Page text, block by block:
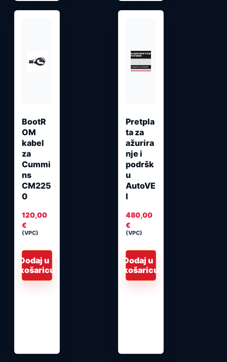
BootR
OM
kabel
za
Cummi
ns
CM225
0
120,00
€
(VPC)
Dodaj u
košaricu
Pretpla
ta za
ažurira
nje i
podršk
u
AutoVE
I
480,00
€
(VPC)
Dodaj u
košaricu